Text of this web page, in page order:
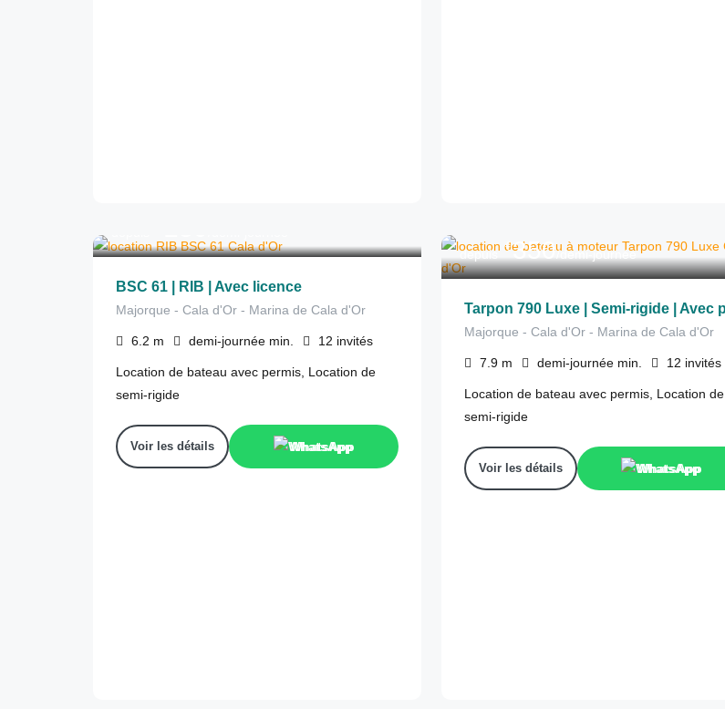
BSC 61 | RIB | Avec licence
Majorque - Cala d'Or - Marina de Cala d'Or
6.2 m demi-journée min. 12 invités
Location de bateau avec permis, Location de
semi-rigide
Voir les détails WhatsApp
depuis
€350/demi-journée
Majorque - Cala d'Or - Marina de Cala d'Or
7.9 m demi-journée min. 12 invités
Location de bateau avec permis, Location de
semi-rigide
Voir les détails WhatsApp